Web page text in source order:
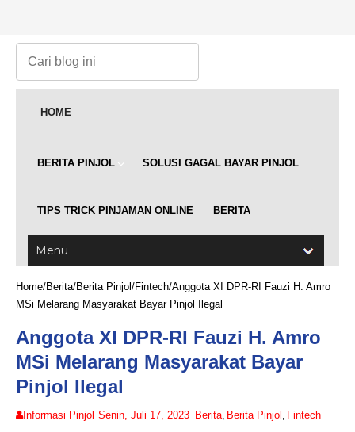
HOME
BERITA PINJOL SOLUSI GAGAL BAYAR PINJOL
TIPS TRICK PINJAMAN ONLINE BERITA
Home/Berita/Berita Pinjol /Fintech/Anggota XI DPR-RI Fauzi H. Amro
MSi Melarang Masyarakat Bayar Pinjol Ilegal
Anggota XI DPR-RI Fauzi H. Amro
MSi Melarang Masyarakat Bayar
Pinjol Ilegal
Informasi Pinjol Senin, Juli 17, 2023 Berita, Berita Pinjol , Fintech